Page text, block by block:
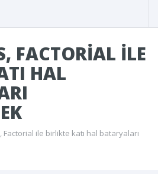
FACTORIAL ILE
HAL
Factorial ile birlikte katı hal bataryaları